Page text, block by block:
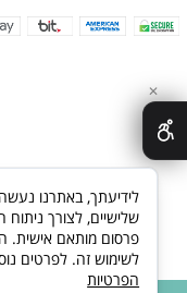
✕
שלישיים, לצורך
פרסום מותאם
לשימוש זה. לפרטים
הפרטיות